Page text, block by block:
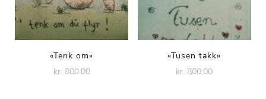
«Tenk om»
kr. 800.00
«Tusen takk»
kr. 800.00